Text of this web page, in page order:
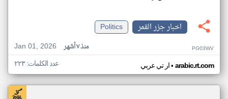
اخبار جزر القمر
Politics
Jan 01, 2026
منذ ٧ أشهر PG03WV
ار تي عربي• arabic.rt.com عدد الكلمات: ٢٢٣